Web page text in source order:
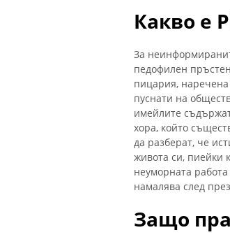
Какво е
За
педофилен
пицария, наречена
пуснати на
имейлите
хора, който
да разберат, че
живота си, пиейки
неуморната
намалява след
Защо